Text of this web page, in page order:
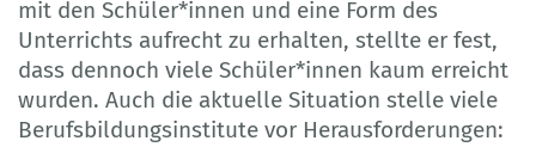
mit den Schüler*innen und eine Form des
Unterrichts aufrecht zu erhalten, stellte er fest,
dass dennoch viele Schüler*innen kaum erreicht
wurden. Auch die aktuelle Situation stelle viele
Berufsbildungsinstitute vor Herausforderungen: